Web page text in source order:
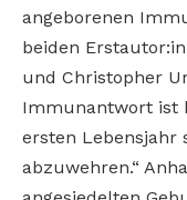
angeborenen
beiden
und Christopher
Immunantwort ist
ersten Lebensjahr
abzuwehren.“